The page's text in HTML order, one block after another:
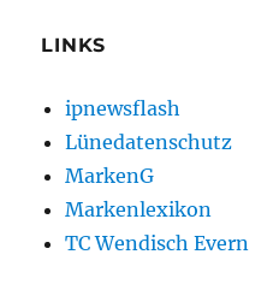
LINKS
ipnewsflash
Lünedatenschutz
MarkenG
Markenlexikon
TC Wendisch Evern